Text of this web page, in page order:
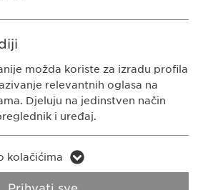
+387 33 592 140
info@ewopharma.ba
Pravila o korištenju
kolačića.
možda koriste za izradu profila
relevantnih oglasa na
Djeluju na jedinstven način
i uređaj.
kolačićima